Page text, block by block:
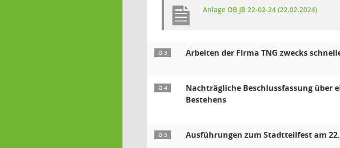
Anlage OB JB 22-02-24 (22.02.2024)
Ö 3 Arbeiten der Firma TNG zwecks
Ö 4
Nachträgliche Beschlussfassung über
Bestehens
Ö 5 Ausführungen zum Stadtteilfest am